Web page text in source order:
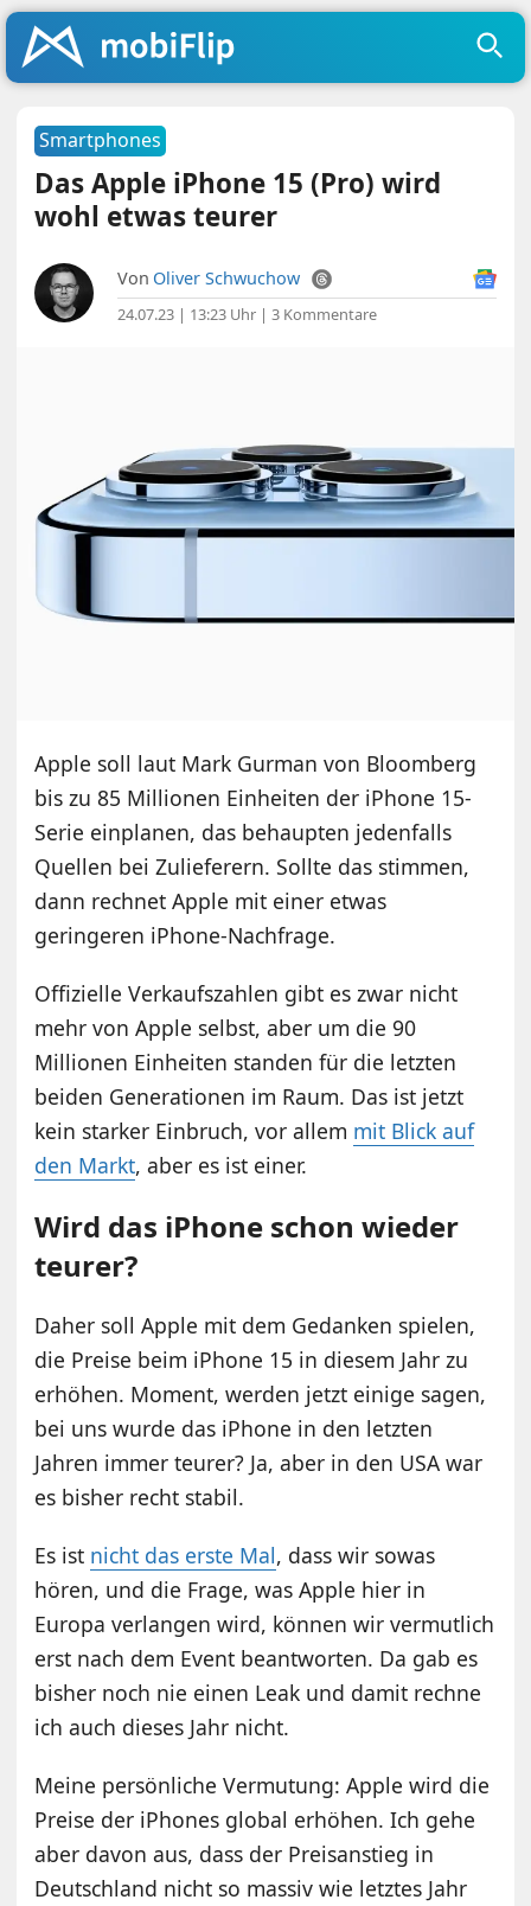
Smartphones
Das Apple iPhone 15 (Pro) wird
wohl etwas teurer
Von Oliver Schwuchow
24.07.23 | 13:23 Uhr |3 Kommentare
Apple soll laut Mark Gurman von Bloomberg
bis zu 85 Millionen Einheiten der iPhone 15-
Serie einplanen, das behaupten jedenfalls
Quellen bei Zulieferern. Sollte das stimmen,
dann rechnet Apple mit einer etwas
geringeren iPhone-Nachfrage.
Offizielle Verkaufszahlen gibt es zwar nicht
mehr von Apple selbst, aber um die 90
Millionen Einheiten standen für die letzten
beiden Generationen im Raum. Das ist jetzt
kein starker Einbruch, vor allem mit Blick auf
den Markt, aber es ist einer.
Wird das iPhone schon wieder
teurer?
Daher soll Apple mit dem Gedanken spielen,
die Preise beim iPhone 15 in diesem Jahr zu
erhöhen. Moment, werden jetzt einige sagen,
bei uns wurde das iPhone in den letzten
Jahren immer teurer? Ja, aber in den USA war
es bisher recht stabil.
Es ist nicht das erste Mal, dass wir sowas
hören, und die Frage, was Apple hier in
Europa verlangen wird, können wir vermutlich
erst nach dem Event beantworten. Da gab es
bisher noch nie einen Leak und damit rechne
ich auch dieses Jahr nicht.
Meine persönliche Vermutung: Apple wird die
Preise der iPhones global erhöhen. Ich gehe
aber davon aus, dass der Preisanstieg in
Deutschland nicht so massiv wie letztes Jahr